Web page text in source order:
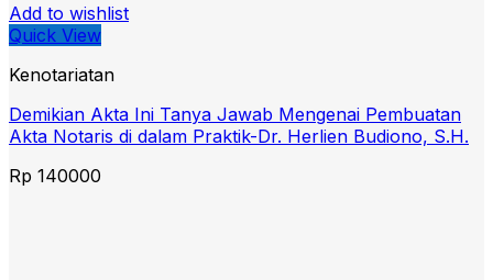
Add to wishlist
Quick View
Kenotariatan
Demikian Akta Ini Tanya Jawab Mengenai Pembuatan
Akta Notaris di dalam Praktik-Dr. Herlien Budiono, S.H.
Rp 140000